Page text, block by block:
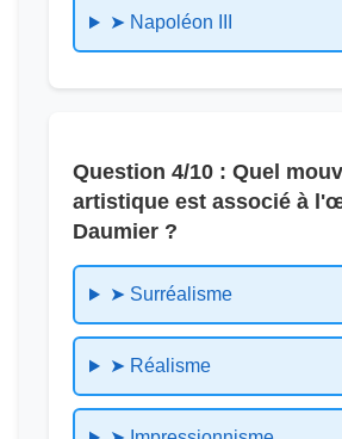
➤ Napoléon III
Question 4/10 : Quel
artistique est associé à
Daumier ?
➤ Surréalisme
➤ Réalisme